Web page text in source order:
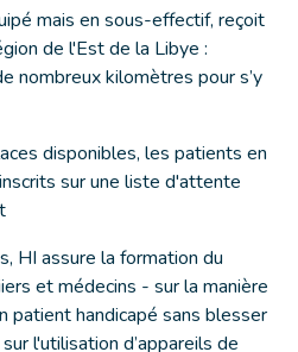
mais en sous-effectif, reçoit
de l'Est de la Libye :
nombreux kilomètres pour s’y
disponibles, les patients en
sur une liste d'attente
HI assure la formation du
et médecins - sur la manière
patient handicapé sans blesser
l'utilisation d’appareils de